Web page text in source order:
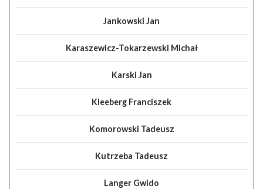
Jankowski Jan
Karaszewicz-Tokarzewski Michał
Karski Jan
Kleeberg Franciszek
Komorowski Tadeusz
Kutrzeba Tadeusz
Langer Gwido